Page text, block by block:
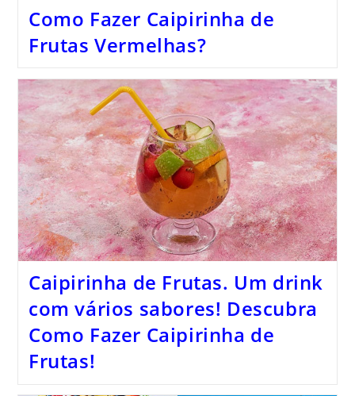
Como Fazer Caipirinha de
Frutas Vermelhas?
Caipirinha de Frutas. Um drink
com vários sabores! Descubra
Como Fazer Caipirinha de
Frutas!